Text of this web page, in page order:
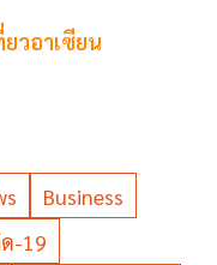
วอาเซียน
Business
-19